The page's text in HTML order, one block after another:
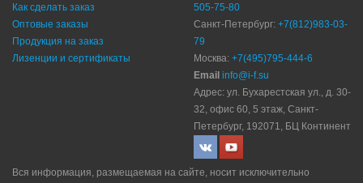
Как сделать заказ
Оптовые заказы
Продукция на заказ
Лизенции и сертификаты
505-75-80
Санкт-Петербург: +7(812)983-03-
79
Москва: +7(495)795-444-6
Email info@i-f.su
Адрес: ул. Бухарестская ул., д. 30-
32, офис 60, 5 этаж, Санкт-
Петербург, 192071, БЦ Континент
Вся информация, размещаемая на сайте, носит исключительно